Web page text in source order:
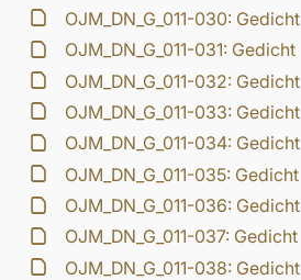
OJM_DN_G_011-030: Gedicht
OJM_DN_G_011-031: Gedicht
OJM_DN_G_011-032: Gedicht
OJM_DN_G_011-033: Gedicht
OJM_DN_G_011-034: Gedicht
OJM_DN_G_011-035: Gedicht
OJM_DN_G_011-036: Gedicht
OJM_DN_G_011-037: Gedicht
OJM_DN_G_011-038: Gedicht